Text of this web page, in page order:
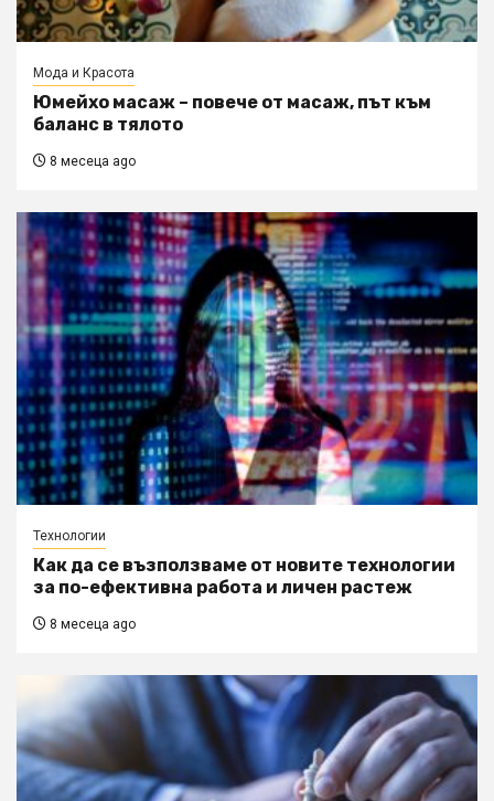
Мода и Красота
Юмейхо масаж – повече от масаж, път към
баланс в тялото
8 месеца ago
Технологии
Как да се възползваме от новите технологии
за по-ефективна работа и личен растеж
8 месеца ago